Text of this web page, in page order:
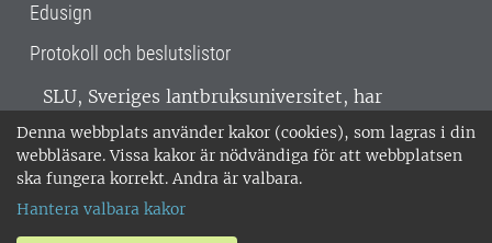
Denna webbplats använder kakor (cookies), som lagras i din
webbläsare. Vissa kakor är nödvändiga för att webbplatsen
ska fungera korrekt. Andra är valbara.
Hantera valbara kakor
Edusign
Protokoll och beslutslistor
SLU, Sveriges lantbruksuniversitet, har
verksamhet över hela Sverige. Huvudorter är
Alnarp, Uppsala och Umeå.SLU är
miljöcertifierat enligt ISO 14001. •
018-67 10 00 • Org nr: 202100-2817 •